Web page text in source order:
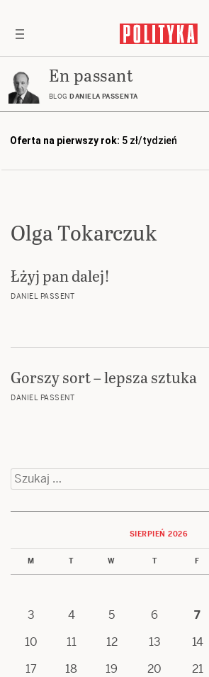
En passant
BLOG DANIELA PASSENTA
Oferta na pierwszy rok: 5 zł/tydzień
Olga Tokarczuk
Łżyj pan dalej!
DANIEL PASSENT
Gorszy sort – lepsza sztuka
DANIEL PASSENT
Szukaj:
SIERPIEŃ 2026
M T W T F
3
4 5 6 7
10
11 12 13 14
17
18 19 20 21